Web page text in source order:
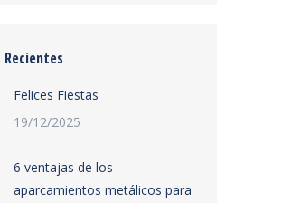
Felices Fiestas
19/12/2025
6 ventajas de los
aparcamientos metálicos para